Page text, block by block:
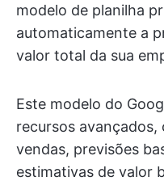
modelo de planilha
automaticamente a
valor total da sua
Este modelo do
recursos
vendas, previsões
estimativas de valor